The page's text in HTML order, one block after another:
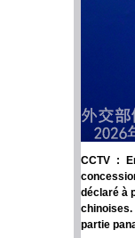
CCTV :
déclaré à
partie